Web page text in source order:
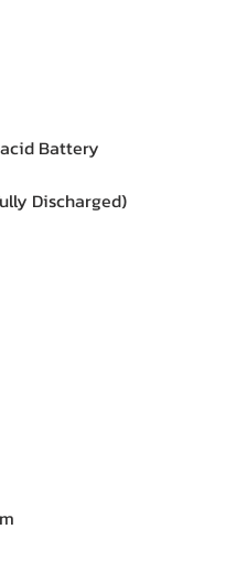
Battery
Discharged)